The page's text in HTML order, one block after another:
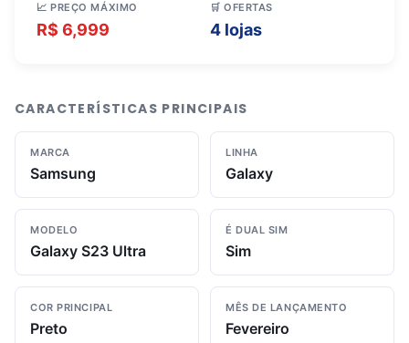
📈 PREÇO MÁXIMO
R$ 6,999
🛒 OFERTAS
4 lojas
CARACTERÍSTICAS PRINCIPAIS
MARCA
Samsung
LINHA
Galaxy
MODELO
Galaxy S23 Ultra
É DUAL SIM
Sim
COR PRINCIPAL
Preto
MÊS DE LANÇAMENTO
Fevereiro